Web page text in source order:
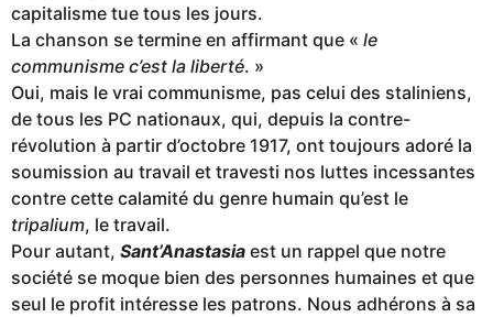
capitalisme tue tous les jours.
La chanson se termine en affirmant que « le
communisme c’est la liberté. »
Oui, mais le vrai communisme, pas celui des staliniens,
de tous les PC nationaux, qui, depuis la contre-
révolution à partir d’octobre 1917, ont toujours adoré la
soumission au travail et travesti nos luttes incessantes
contre cette calamité du genre humain qu’est le
tripalium, le travail.
Pour autant, Sant’Anastasia est un rappel que notre
société se moque bien des personnes humaines et que
seul le profit intéresse les patrons. Nous adhérons à sa